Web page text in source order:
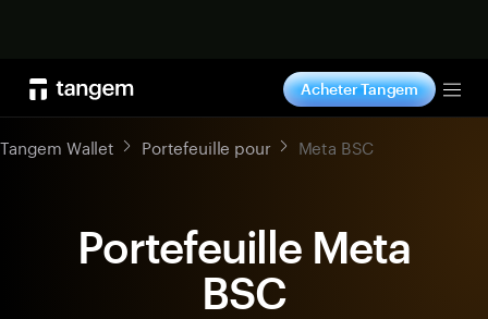
Acheter Tangem
Tangem Wallet Portefeuille pour Meta BSC
Portefeuille Meta
BSC